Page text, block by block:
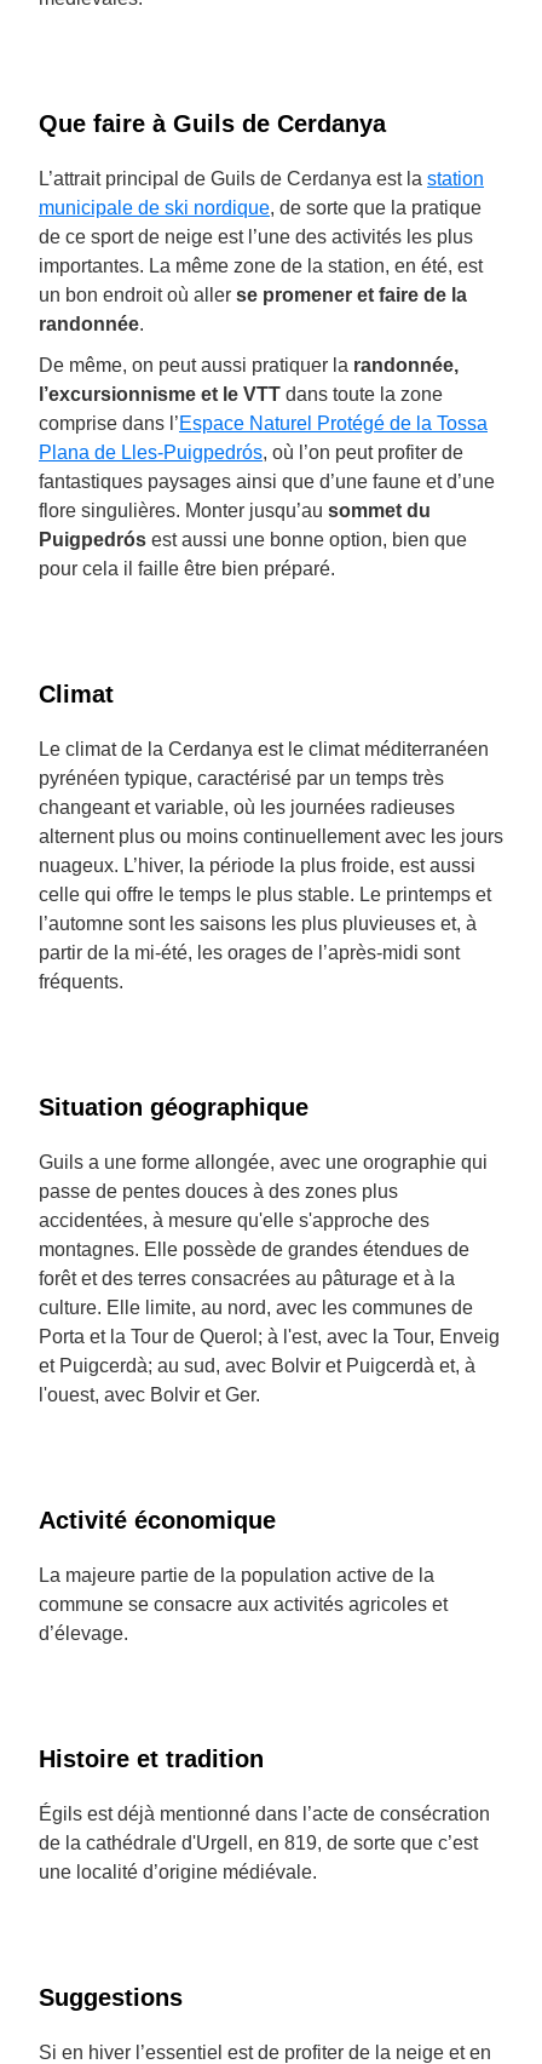
Que faire à Guils de Cerdanya
L’attrait principal de Guils de Cerdanya est la station
municipale de ski nordique, de sorte que la pratique
de ce sport de neige est l’une des activités les plus
importantes. La même zone de la station, en été, est
un bon endroit où aller se promener et faire de la
randonnée.
De même, on peut aussi pratiquer la randonnée,
l’excursionnisme et le VTT dans toute la zone
comprise dans l’Espace Naturel Protégé de la Tossa
Plana de Lles-Puigpedrós, où l’on peut profiter de
fantastiques paysages ainsi que d’une faune et d’une
flore singulières. Monter jusqu’au sommet du
Puigpedrós est aussi une bonne option, bien que
pour cela il faille être bien préparé.
Climat
Le climat de la Cerdanya est le climat méditerranéen
pyrénéen typique, caractérisé par un temps très
changeant et variable, où les journées radieuses
alternent plus ou moins continuellement avec les jours
nuageux. L’hiver, la période la plus froide, est aussi
celle qui offre le temps le plus stable. Le printemps et
l’automne sont les saisons les plus pluvieuses et, à
partir de la mi-été, les orages de l’après-midi sont
fréquents.
Situation géographique
Guils a une forme allongée, avec une orographie qui
passe de pentes douces à des zones plus
accidentées, à mesure qu'elle s'approche des
montagnes. Elle possède de grandes étendues de
forêt et des terres consacrées au pâturage et à la
culture. Elle limite, au nord, avec les communes de
Porta et la Tour de Querol; à l'est, avec la Tour, Enveig
et Puigcerdà; au sud, avec Bolvir et Puigcerdà et, à
l'ouest, avec Bolvir et Ger.
Activité économique
La majeure partie de la population active de la
commune se consacre aux activités agricoles et
d’élevage.
Histoire et tradition
Égils est déjà mentionné dans l’acte de consécration
de la cathédrale d'Urgell, en 819, de sorte que c’est
une localité d’origine médiévale.
Suggestions
Si en hiver l’essentiel est de profiter de la neige et en